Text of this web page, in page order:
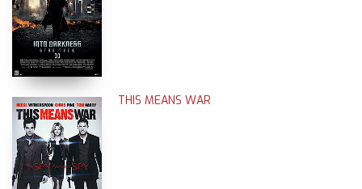
THIS MEANS WAR